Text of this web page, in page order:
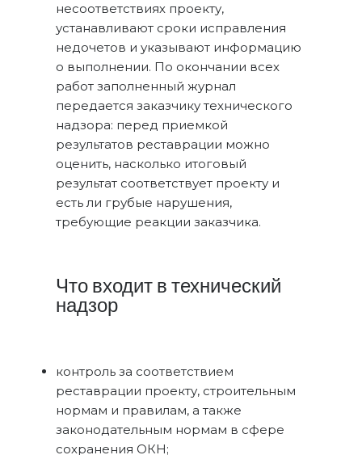
несоответствиях проекту,
устанавливают сроки исправления
недочетов и указывают информацию
о выполнении. По окончании всех
работ заполненный журнал
передается заказчику технического
надзора: перед приемкой
результатов реставрации можно
оценить, насколько итоговый
результат соответствует проекту и
есть ли грубые нарушения,
требующие реакции заказчика.
Что входит в технический
надзор
контроль за соответствием
реставрации проекту, строительным
нормам и правилам, а также
законодательным нормам в сфере
сохранения ОКН;